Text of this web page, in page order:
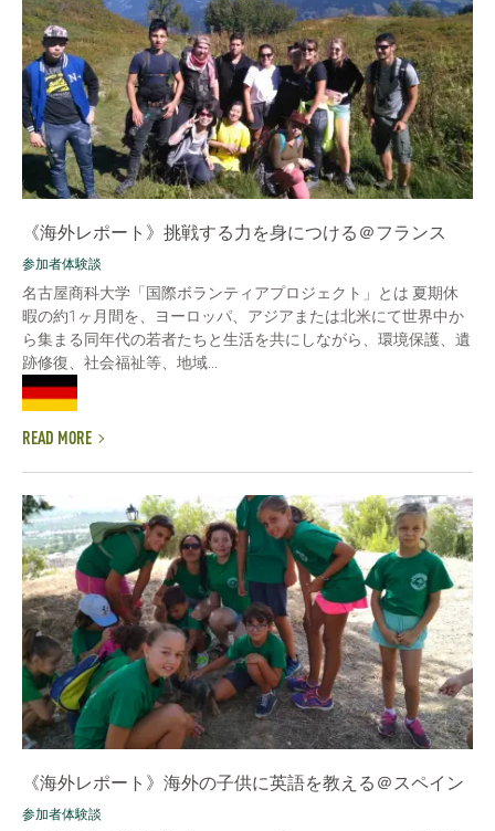
《海外レポート》挑戦する力を身につける＠フランス
参加者体験談
名古屋商科大学「国際ボランティアプロジェクト」とは 夏期休
暇の約1ヶ月間を、ヨーロッパ、アジアまたは北米にて世界中か
ら集まる同年代の若者たちと生活を共にしながら、環境保護、遺
跡修復、社会福祉等、地域...
READ MORE
《海外レポート》海外の子供に英語を教える＠スペイン
参加者体験談